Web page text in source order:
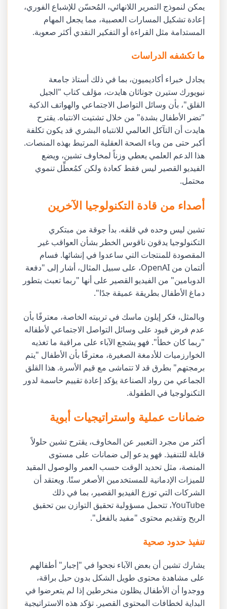
يمكن لنموذج التمرير اللانهائي، المُحسّن للإشباع الفوري،
إعادة تشكيل المسارات العصبية، مما يجعل المهام
المستدامة مثل القراءة أو التفكير النقدي أكثر صعوبة.
ما تكشفه الدراسات
يجادل خبراء أكاديميون، بما في ذلك أستاذ جامعة
نيويورك ستيرن جوناثان هايدت، مؤلف كتاب "الجيل
القلق"، بأن وسائل التواصل الاجتماعي والهواتف الذكية
"تضر الأطفال بشدة" من خلال تشتيت الانتباه. يقترح
هايدت أن التآكل العالمي للانتباه البشري قد يكون تكلفة
أكبر حتى من وباء الصحة العقلية المرتبط بهذه المنصات.
هذا الدعم العلمي يعطي وزناً لمخاوف تشين، ويضع
الفيديو القصير ليس فقط كعادة ولكن كمُعطِّل تنموي
محتمل.
أصداء من قادة التكنولوجيا الآخرين
تشين ليس وحده في قلقه. بدأ جوقة من مبتكري
التكنولوجيا يدقون ناقوس الخطر بشأن العواقب غير
المقصودة للمنتجات التي ساعدوا في إنشائها. فسام
ألتمان من OpenAI، على سبيل المثال، أشار إلى "دفعة
الدوبامين" من الفيديو القصير على أنها "ربما تعبث بتطور
دماغ الأطفال بطريقة عميقة جدًا".
وبالمثل، فكر إيلون ماسك في تربيته الخاصة، معترفًا بأن
عدم فرض قيود على وسائل التواصل الاجتماعي لأطفاله
"ربما كان خطأ". فهو يشجع الآباء على مراقبة ما تغذيه
الخوارزميات للأدمغة الصغيرة، معترفًا بأن الأطفال "يتم
برمجتهم" بطرق قد لا تتماشى مع قيم الأسرة. هذا القلق
الجماعي من رواد الصناعة يؤكد إعادة تقييم حاسمة لدور
التكنولوجيا في الطفولة.
ضمانات عملية واستراتيجيات أبوية
أكثر من مجرد التعبير عن المخاوف، يقترح تشين حلولاً
قابلة للتنفيذ. فهو يدعو إلى ضمانات على مستوى
المنصة، مثل تحديد الوقت حسب العمر والوصول المقيد
للميزات الإدمانية للمستخدمين الأصغر سنًا. ويعتقد أن
الشركات التي توزع الفيديو القصير، بما في ذلك
YouTube، تتحمل مسؤولية تحقيق التوازن بين تحقيق
الربح وتقديم محتوى "مفيد بالفعل".
تنفيذ حدود صحية
يشارك تشين أن بعض الآباء نجحوا في "إجبار" أطفالهم
على مشاهدة محتوى طويل الشكل بدون حيل براقة،
ووجدوا أن الأطفال يظلون منخرطين إذا لم يتعرضوا في
البداية لخطافات المحتوى القصير. تؤكد هذه الاستراتيجية